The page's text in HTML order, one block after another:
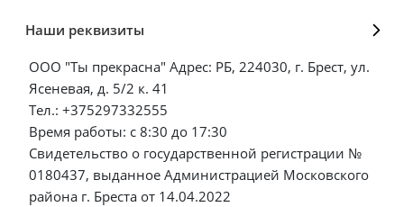
Наши реквизиты
ООО "Ты прекрасна" Адрес: РБ, 224030, г. Брест, ул.
Ясеневая, д. 5/2 к. 41
Тел.: +375297332555
Время работы: с 8:30 до 17:30
Свидетельство о государственной регистрации №
0180437, выданное Администрацией Московского
района г. Бреста от 14.04.2022